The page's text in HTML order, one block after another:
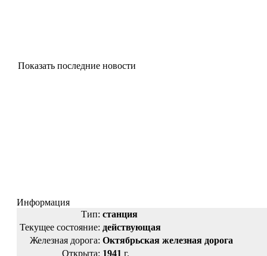
Показать последние новости
Информация
Тип: станция
Текущее состояние: действующая
Железная дорога: Октябрьская железная дорога
Открыта: 1941 г.